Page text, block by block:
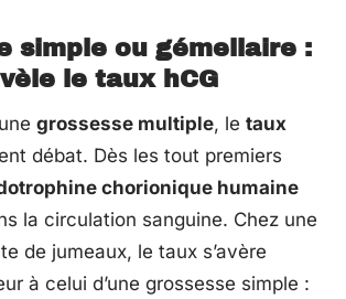
simple ou gémellaire :
le taux hCG
grossesse multiple, le taux
débat. Dès les tout premiers
chorionique humaine
la circulation sanguine. Chez une
de jumeaux, le taux s’avère
à celui d’une grossesse simple :